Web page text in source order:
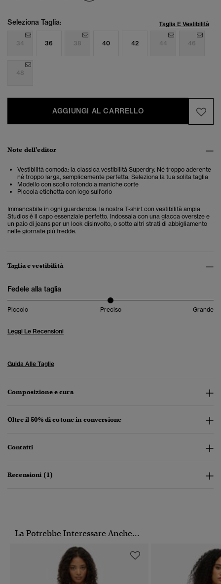
Seleziona Taglia: Taglia E Vestibilità
34 36 38 40 42 44 46
48
AGGIUNGI AL CARRELLO
Note dell'editor
Vestibilità comoda: la classica vestibilità Superdry. Né troppo aderente
né troppo larga, semplicemente perfetta. Seleziona la tua solita taglia
Modello con scollo rotondo a maniche corte
Piccola etichetta con logo sull'orlo
Immancabile in ogni guardaroba, la nostra T-shirt con vestibilità ampia
Studios è il capo essenziale perfetto. Indossala con una giacca oversize e
un paio di jeans per un look disinvolto, o sotto altri strati di abbigliamento
nelle giornate più fredde.
Taglia e vestibilità
Fedele alla taglia
Piccolo Preciso Grande
Leggi Le Recensioni
Guida Alle Taglie
Composizione e cura
Oltre il 50% di cotone in conversione
Contatti
Recensioni (1)
La Potrebbe Interessare Anche...